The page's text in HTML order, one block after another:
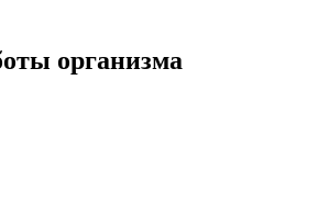
организма